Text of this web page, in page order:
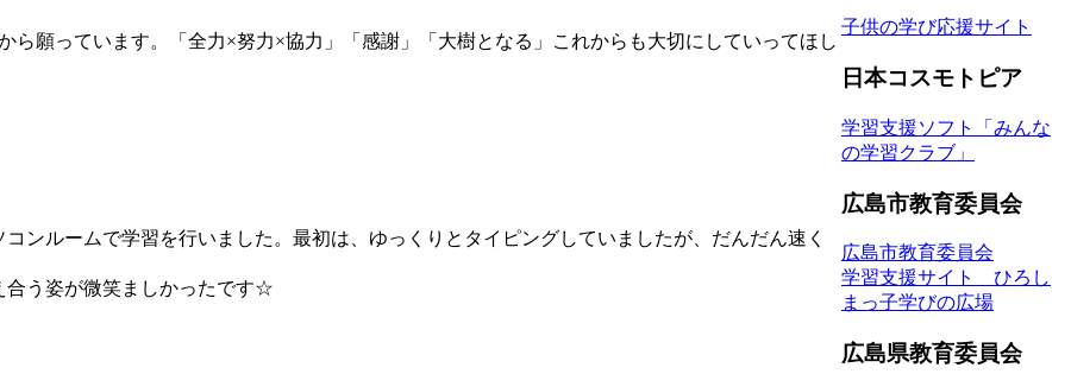
ら願っています。「全力×努力×協力」「感謝」「大樹となる」これからも大切にしていってほし
ンルームで学習を行いました。最初は、ゆっくりとタイピングしていましたが、だんだん速く
う姿が微笑ましかったです☆
子供の学び応援サイト
日本コスモトピア
学習支援ソフト「みんな
の学習クラブ」
広島市教育委員会
広島市教育委員会
学習支援サイト ひろし
まっ子学びの広場
広島県教育委員会